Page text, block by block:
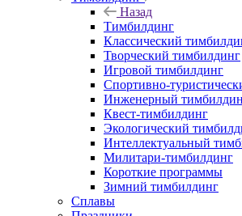
Назад
Тимбилдинг
Классический
Творческий тимбилдинг
Игровой тимбилдинг
Спортивно-
Инженерный
Квест-тимбилдинг
Экологический
Интеллектуальный
Милитари-тимбилдинг
Короткие программы
Зимний тимбилдинг
Сплавы